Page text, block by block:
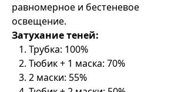
равномерное и бестеневое
освещение.
Затухание теней:
Трубка: 100%
Тюбик + 1 маска: 70%
2 маски: 55%